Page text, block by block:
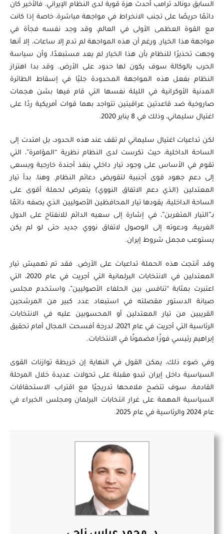
السابق دونالد ترامب أحدث هزة قوية لدى النظام الإيراني. فالأخير كان
دائمًا حريصًا على تجنب الانخراط في مواجهة مباشرة، خاصة إذا كانت
مع القوة العظمى الأولى في العالم، وقد وجد نفسه فجأة في
مواجهة هذا الخيار. ورغم أن هذه المواجهة لم تدم إلا ساعات، إلا أنها
وجهت تحذيرًا للنظام بأن هذا الخيار لم يعد مستبعدًا، وأن سياسة
الحرب بالوكالة سوف يكون لها حدود على الأرض. وقد بدا اهتزاز
النظام بفعل هذه المواجهة المحدودة جليًا في إسقاط الطائرة
المدنية الأوكرانية في الليلة نفسها التي قام فيها بشن هجمات
صاروخية ضد قاعدتين عراقيتين تتواجد بهما قوات أمريكية ردًا على
اغتيال سليماني، وذلك في 8 يناير 2020.
لكن تداعيات اغتيال سليماني لم تقف عند هذه الحدود، بل امتدت إلى
الساحة الداخلية، حيث تكرست لدى النظام نظرية “المؤامرة”، التي
تقوم في الأساس على وجود تيار داخلي ينفذ أجندة خارجية ويسعى
إلى دعم جهود قوى أجنبية لتقويض دعائم النظام. وهنا، بدأ تيار
المعتدلين (الذي دعم الاتفاق النووي) يتعرض لحملة أقوى على
الساحة الداخلية، يقودها تيار المحافظين الأصوليين الذي يصفه دائمًا
بـ”التيار المتغربن”، في إشارة إلى سعيه الدائم للانفتاح على الدول
الغربية، ودعوته إلى الوصول لاتفاق نووي جديد حتى لو لم يكن
يستوعب مجمل شروط إيران.
وقد أنتجت هذه الحملة تداعيات على الأرض. فقد تم تهميش تيار
المعتدلين في الانتخابات البرلمانية التي أجريت في عام 2020، التي
اعتبرت بمثابة “تنافس بين الحلفاء الأصوليين”، واستخدم مجلس
صيانة الدستور مقصلته في استبعاد عدد كبير من المرشحين
القريبين من تيار المعتدلين أو المحسوبين عليه في الانتخابات
الرئاسية التي أجريت في عام 2021، لدرجة أفسحت المجال أمام تحقيق
إبراهيم رئيسي فوزًا مضمونًا في الانتخابات.
وفي ضوء ذلك، يمكن القول في النهاية إن خريطة توازنات القوى
السياسية داخل إيران تبدو مقبلة على تحولات عديدة خلال المرحلة
القادمة، سوف تتضح ملامحها تدريجيًا مع اقتراب الاستحقاقات
السياسية المهمة على غرار انتخابات البرلمان ومجلس الخبراء في
عام 2024 والرئاسية في عام 2025.